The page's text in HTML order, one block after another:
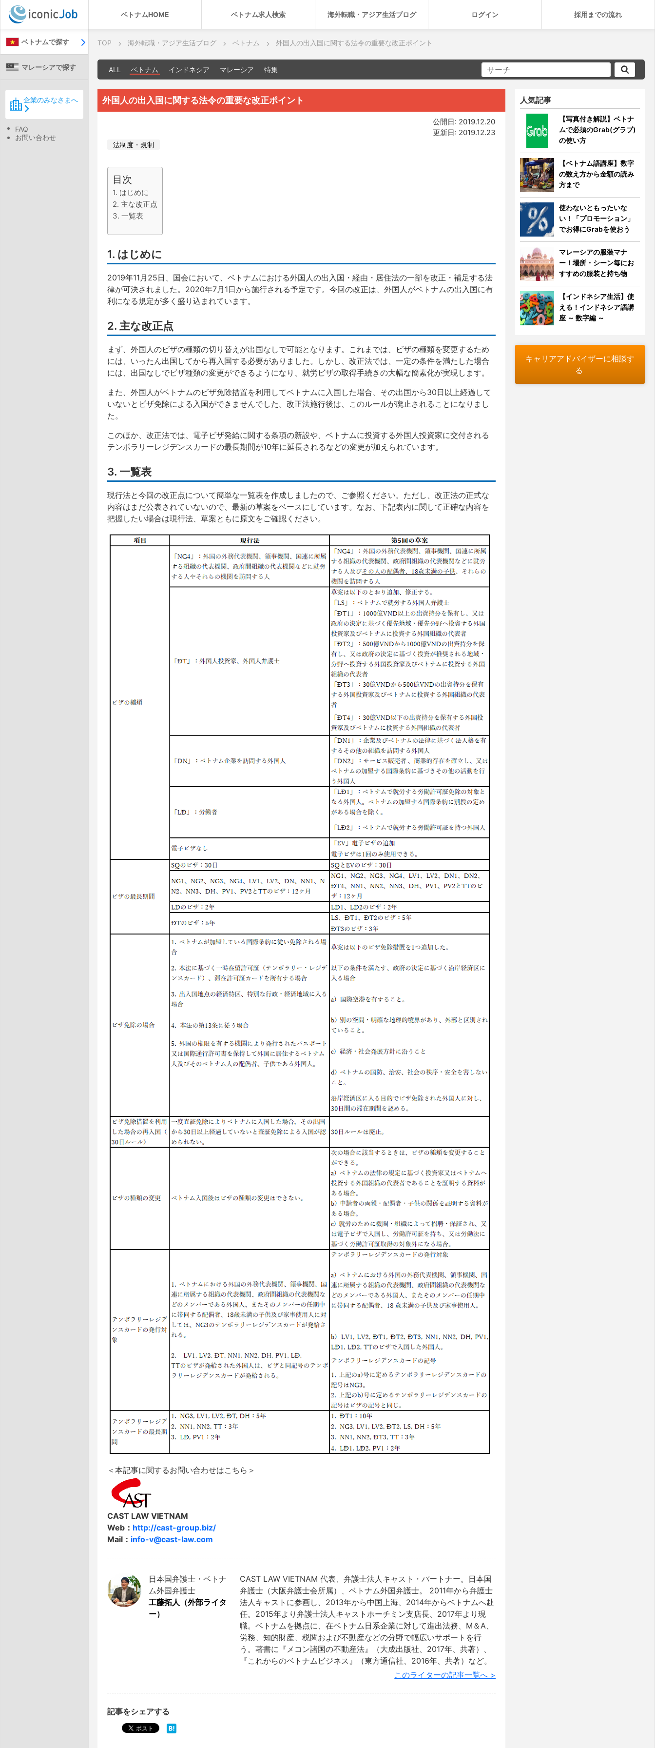
ベトナムHOME ベトナム求人検索 海外転職・アジア生活ブログ ログイン 採用までの流れ
ベトナムで探す
マレーシアで探す
企業のみなさまへ
FAQ
お問い合わせ
TOP 海外転職・アジア生活ブログ ベトナム 外国人の出入国に関する法令の重要な改正ポイント
ALL ベトナム インドネシア マレーシア 特集
外国人の出入国に関する法令の重要な改正ポイント
公開日: 2019.12.20
更新日: 2019.12.23
法制度・規制
目次
1. はじめに
2. 主な改正点
3. 一覧表
1. はじめに
2019年11月25日、国会において、ベトナムにおける外国人の出入国・経由・居住法の一部を改正・補足する法
律が可決されました。2020年7月1日から施行される予定です。今回の改正は、外国人がベトナムの出入国に有
利になる規定が多く盛り込まれています。
2. 主な改正点
まず、外国人のビザの種類の切り替えが出国なしで可能となります。これまでは、ビザの種類を変更するため
には、いったん出国してから再入国する必要がありました。しかし、改正法では、一定の条件を満たした場合
には、出国なしでビザ種類の変更ができるようになり、就労ビザの取得手続きの大幅な簡素化が実現します。
また、外国人がベトナムのビザ免除措置を利用してベトナムに入国した場合、その出国から30日以上経過して
いないとビザ免除による入国ができませんでした。改正法施行後は、このルールが廃止されることになりまし
た。
このほか、改正法では、電子ビザ発給に関する条項の新設や、ベトナムに投資する外国人投資家に交付される
テンポラリーレジデンスカードの最長期間が10年に延長されるなどの変更が加えられています。
3. 一覧表
現行法と今回の改正点について簡単な一覧表を作成しましたので、ご参照ください。ただし、改正法の正式な
内容はまだ公表されていないので、最新の草案をベースにしています。なお、下記表内に関して正確な内容を
把握したい場合は現行法、草案ともに原文をご確認ください。
＜本記事に関するお問い合わせはこちら＞
CAST LAW VIETNAM
Web： http://cast-group.biz/
Mail： info-v@cast-law.com
日本国弁護士・ベトナ
ム外国弁護士
工藤拓人（外部ライタ
ー）
CAST LAW VIETNAM 代表、弁護士法人キャスト・パートナー。日本国
弁護士（大阪弁護士会所属）、ベトナム外国弁護士。 2011年から弁護士
法人キャストに参画し、2013年から中国上海、2014年からベトナムへ赴
任。2015年より弁護士法人キャストホーチミン支店長、2017年より現
職。ベトナムを拠点に、在ベトナム日系企業に対して進出法務、M＆A、
労務、知的財産、税関および不動産などの分野で幅広いサポートを行
う。著書に『メコン諸国の不動産法』（大成出版社、2017年、共著）、
『これからのベトナムビジネス』（東方通信社、2016年、共著）など。
このライターの記事一覧へ >
記事をシェアする
人気記事
【写真付き解説】ベトナ
ムで必須のGrab(グラブ)
の使い方
【ベトナム語講座】数字
の数え方から金額の読み
方まで
使わないともったいな
い！「プロモーション」
でお得にGrabを使おう
マレーシアの服装マナ
ー！場所・シーン毎にお
すすめの服装と持ち物
【インドネシア生活】使
える！インドネシア語講
座 ～ 数字編 ～
キャリアアドバイザーに相談す
る